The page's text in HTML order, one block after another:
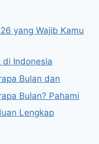
yang Wajib Kamu
di Indonesia
Bulan dan
Bulan? Pahami
Lengkap